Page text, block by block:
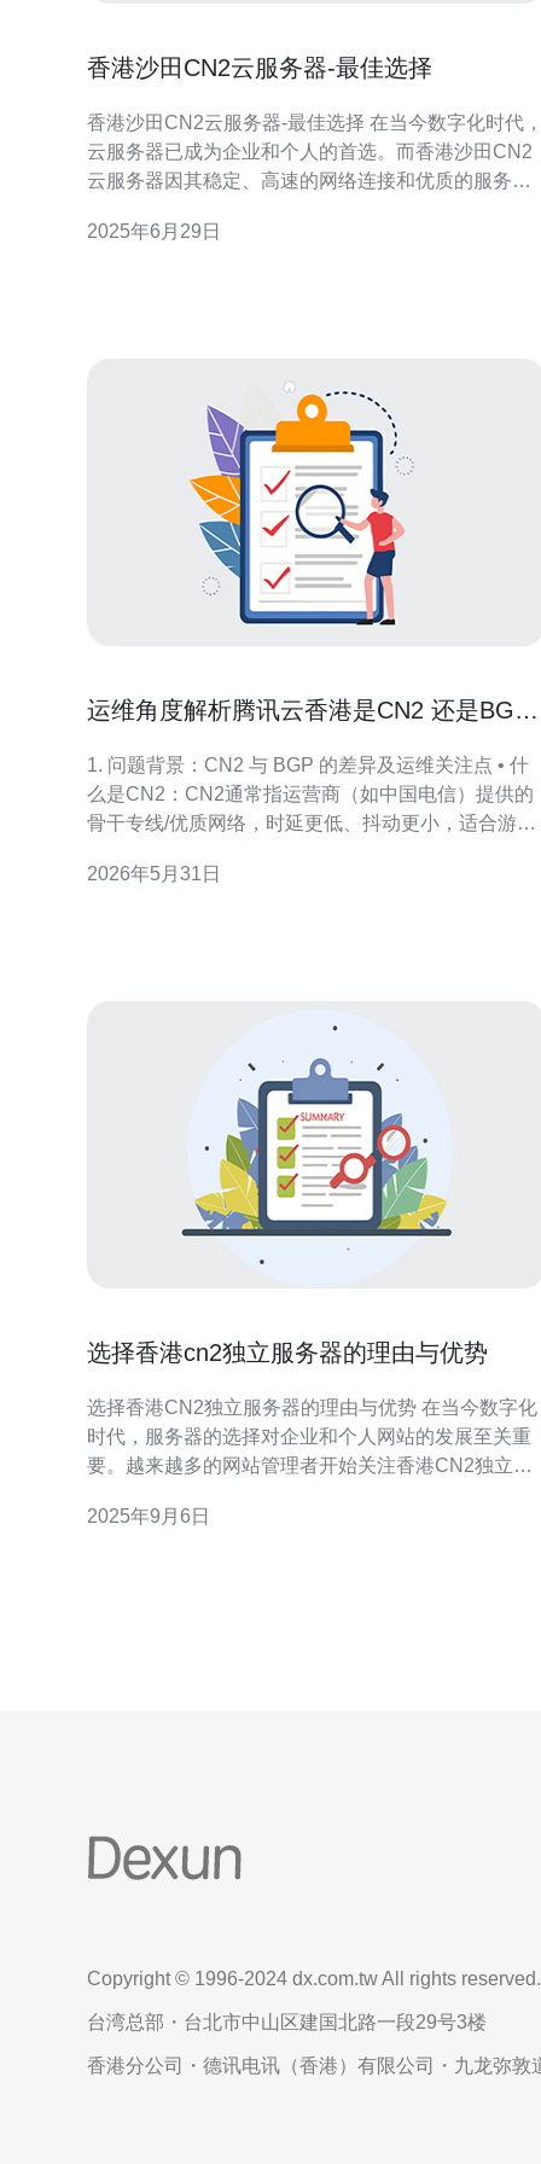
香港沙田CN2云服务器-最佳选择
香港沙田CN2云服务器-最佳选择 在当今数字化时代，
云服务器已成为企业和个人的首选。而香港沙田CN2
云服务器因其稳定、高速的网络连接和优质的服务备
备和技术，保证了服务器的稳定性和可靠性。无论是
2025年6月29日
运维角度解析腾讯云香港是CN2 还是BGP
1. 问题背景：CN2 与 BGP 的差异及运维关注点 • 什
么是CN2：CN2通常指运营商（如中国电信）提供的
骨干专线/优质网络，时延更低、抖动更小，适合游
泛指基于骨干互联的常规模块，可能走公网多跳，跨
2026年5月31日
选择香港cn2独立服务器的理由与优势
选择香港CN2独立服务器的理由与优势 在当今数字化
时代，服务器的选择对企业和个人网站的发展至关重
要。越来越多的网站管理者开始关注香港CN2独立服
理由和优势： 1. 超高的网络速度 香港CN2独立服务器
2025年9月6日
Copyright © 1996-2024 dx.com.tw All rights reserved.
台湾总部・台北市中山区建国北路一段29号3楼
香港分公司・德讯电讯（香港）有限公司・九龙弥敦